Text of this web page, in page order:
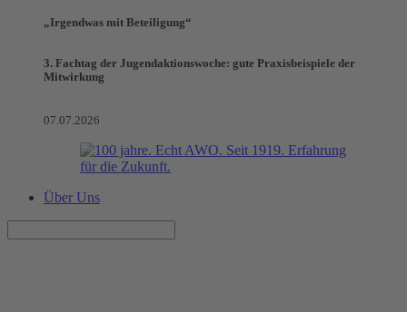
„Irgendwas mit Beteiligung“
3. Fachtag der Jugendaktionswoche: gute Praxisbeispiele der
Mitwirkung
07.07.2026
Über Uns